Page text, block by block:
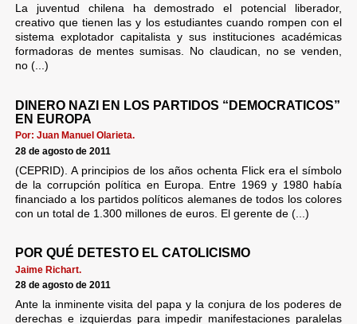
La juventud chilena ha demostrado el potencial liberador,
creativo que tienen las y los estudiantes cuando rompen con el
sistema explotador capitalista y sus instituciones académicas
formadoras de mentes sumisas. No claudican, no se venden,
no (...)
DINERO NAZI EN LOS PARTIDOS “DEMOCRATICOS”
EN EUROPA
Por: Juan Manuel Olarieta.
28 de agosto de 2011
(CEPRID). A principios de los años ochenta Flick era el símbolo
de la corrupción política en Europa. Entre 1969 y 1980 había
financiado a los partidos políticos alemanes de todos los colores
con un total de 1.300 millones de euros. El gerente de (...)
POR QUÉ DETESTO EL CATOLICISMO
Jaime Richart.
28 de agosto de 2011
Ante la inminente visita del papa y la conjura de los poderes de
derechas e izquierdas para impedir manifestaciones paralelas